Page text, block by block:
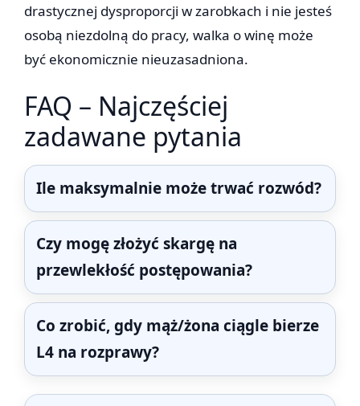
drastycznej dysproporcji w zarobkach i nie jesteś
osobą niezdolną do pracy, walka o winę może
być ekonomicznie nieuzasadniona.
FAQ – Najczęściej
zadawane pytania
Ile maksymalnie może trwać rozwód?
Czy mogę złożyć skargę na
przewlekłość postępowania?
Co zrobić, gdy mąż/żona ciągle bierze
L4 na rozprawy?